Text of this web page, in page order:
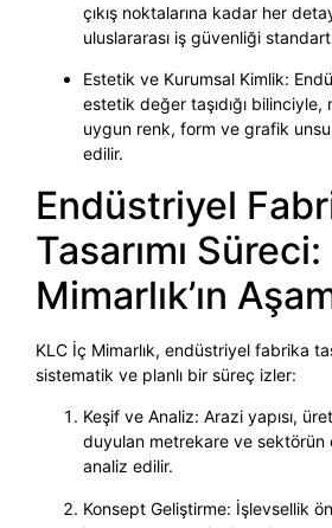
çıkış noktalarına kadar her
uluslararası iş güvenliği
Estetik ve Kurumsal Kimlik:
estetik değer taşıdığı
uygun renk, form ve grafik
edilir.
Endüstriyel
Tasarımı
Mimarlık’ın
KLC İç Mimarlık, endüstriyel fabrika
sistematik ve planlı bir süreç izler:
Keşif ve Analiz: Arazi yapısı,
duyulan metrekare ve sektörün
analiz edilir.
Konsept Geliştirme: İşlevsellik